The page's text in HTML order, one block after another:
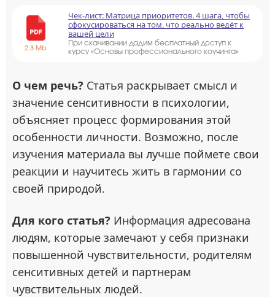
2.3 Mb
Чек-лист: Матрица приоритетов. 4 шага, чтобы
сфокусироваться на том, что реально ведёт к
вашей цели
При скачивании дадим бесплатный доступ к
курсу «Основы профессионального коучинга»
О чем речь? Статья раскрывает смысл и
значение сенситивности в психологии,
объясняет процесс формирования этой
особенности личности. Возможно, после
изучения материала вы лучше поймете свои
реакции и научитесь жить в гармонии со
своей природой.
Для кого статья? Информация адресована
людям, которые замечают у себя признаки
повышенной чувствительности, родителям
сенситивных детей и партнерам
чувствительных людей.